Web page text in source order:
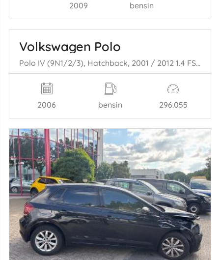
2009 bensin
Volkswagen Polo
Polo IV (9N1/2/3), Hatchback, 2001 / 2012 1.4 FSI 16V
2006 bensin 296.055